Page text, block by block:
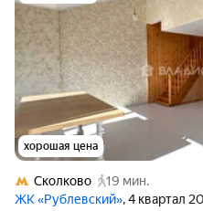
хорошая цена
Сколково
19 мин.
ЖК «Рублевский», 4 квартал